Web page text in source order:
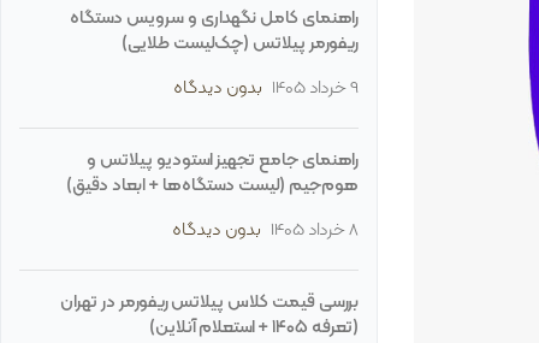
راهنمای کامل نگهداری و سرویس دستگاه
ریفورمر پیلاتس (چک‌لیست طلایی)
9 خرداد 1405
بدون دیدگاه
راهنمای جامع تجهیز استودیو پیلاتس و
هوم‌جیم (لیست دستگاه‌ها + ابعاد دقیق)
8 خرداد 1405
بدون دیدگاه
بررسی قیمت کلاس پیلاتس ریفورمر در تهران
(تعرفه ۱۴۰۵ + استعلام آنلاین)